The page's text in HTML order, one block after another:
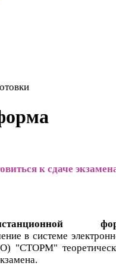
к сдаче
в системе
"СТОРМ"